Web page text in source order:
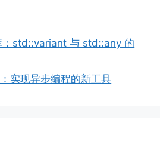
std::variant 与 std::any 的
实现异步编程的新工具